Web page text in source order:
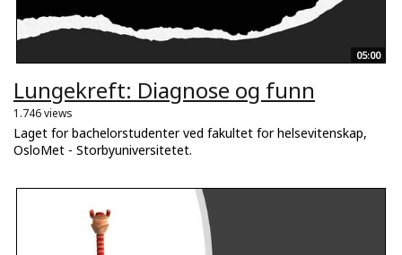
05:00
Lungekreft: Diagnose og funn
1.746 views
Laget for bachelorstudenter ved fakultet for helsevitenskap,
OsloMet - Storbyuniversitetet.